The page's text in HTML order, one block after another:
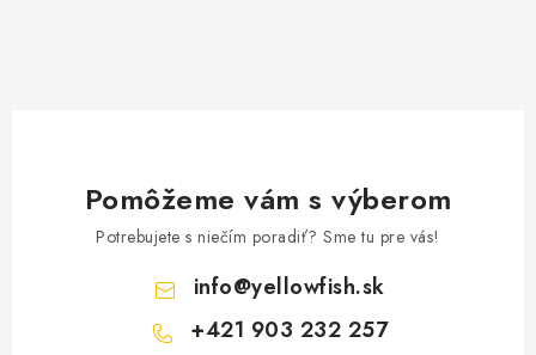
Pomôžeme vám s výberom
Potrebujete s niečím poradiť? Sme tu pre vás!
info@yellowfish.sk
+421 903 232 257